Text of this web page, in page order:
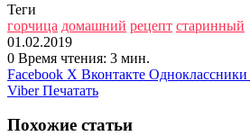
Теги
горчица домашний рецепт старинный
01.02.2019
0 Время чтения: 3 мин.
Facebook X Вконтакте Одноклассники
Viber Печатать
Похожие статьи